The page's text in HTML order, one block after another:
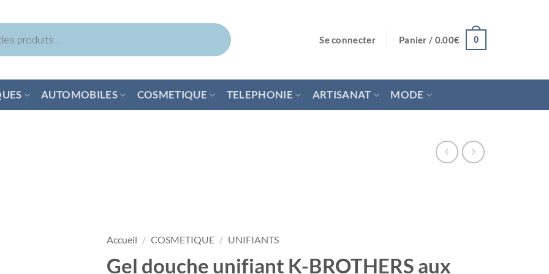
Se connecter Panier / 0.00€ 0
AUTOMOBILES COSMETIQUE TELEPHONIE ARTISANAT MODE
Accueil / COSMETIQUE / UNIFIANTS
Gel douche unifiant K-BROTHERS aux